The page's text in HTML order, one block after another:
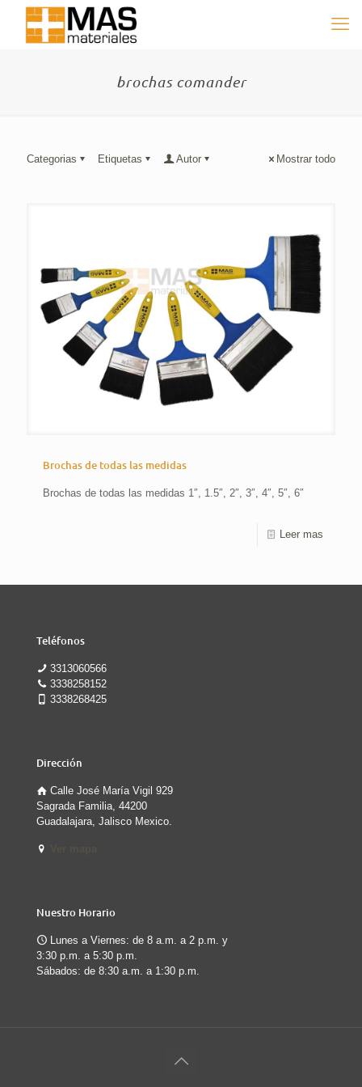
brochas comander
Categorias Etiquetas Autor Mostrar todo
Brochas de todas las medidas
Brochas de todas las medidas 1″, 1.5″, 2″, 3″, 4″, 5″, 6″
Leer mas
Teléfonos
3313060566
3338258152
3338268425
Dirección
Calle José María Vigil 929
Sagrada Familia, 44200
Guadalajara, Jalisco Mexico.
Nuestro Horario
Lunes a Viernes: de 8 a.m. a 2 p.m. y
3:30 p.m. a 5:30 p.m.
Sábados: de 8:30 a.m. a 1:30 p.m.